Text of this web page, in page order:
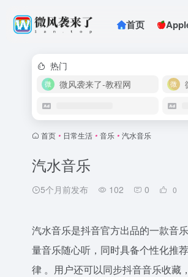
首页
热门
微风袭来了-教程网
首页 • 日常生活 • 音乐 • 汽水音乐
汽水音乐
5个月前发布 102 0 0
汽水音乐是抖音官方出品的一款音
量音乐随心听，同时具备个性化推
律 。用户还可以同步抖音音乐收藏